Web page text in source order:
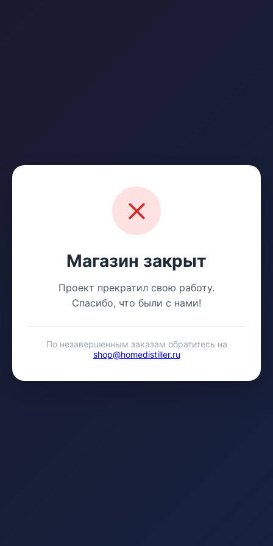
Магазин закрыт
Проект прекратил свою работу.
Спасибо, что были с нами!
По незавершенным заказам обратитесь на
shop@homedistiller.ru